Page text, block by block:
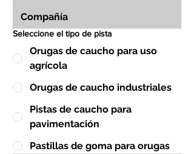
Seleccione el tipo de pista
Orugas de caucho para uso
agrícola
Orugas de caucho industriales
Pistas de caucho para
pavimentación
Pastillas de goma para orugas